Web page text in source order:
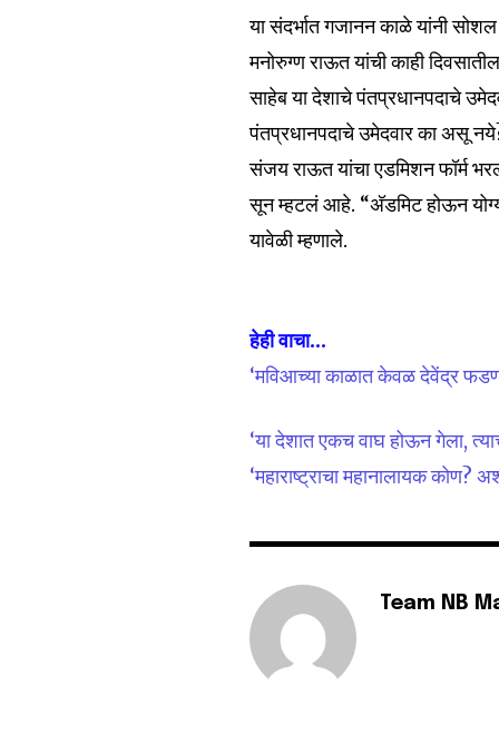
या संदर्भात गजानन काळे यांनी
मनोरुग्ण राऊत यांची काही
साहेब या देशाचे पंतप्रधानपदाचे
पंतप्रधानपदाचे उमेदवार का असू
संजय राऊत यांचा एडमिशन फॉर्म
सून म्हटलं आहे. “अ‍ॅडमिट होऊन
यावेळी म्हणाले.
हेही वाचा…
‘मविआच्या काळात केवळ देवेंद्र
‘या देशात एकच वाघ होऊन गेला,
‘महाराष्ट्राचा महानालायक कोण?
Team NB